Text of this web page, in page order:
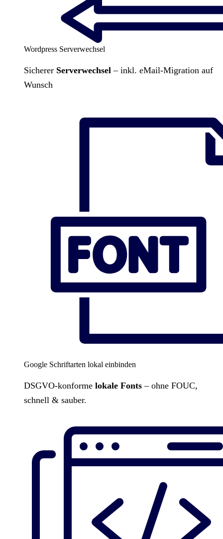
Wordpress Serverwechsel
Sicherer Serverwechsel – inkl. eMail-Migration auf
Wunsch
Google Schriftarten lokal einbinden
DSGVO-konforme lokale Fonts – ohne FOUC,
schnell & sauber.